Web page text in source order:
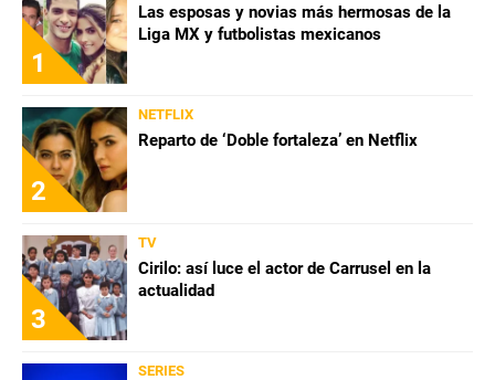
Términos y Condiciones
Políticas de Privacidad
Política Editorial
compañía perteneciente a Better Collective.
1
Las esposas y novias más hermosas de la
Liga MX y futbolistas mexicanos
2
NETFLIX
Reparto de ‘Doble fortaleza’ en Netflix
3
TV
Cirilo: así luce el actor de Carrusel en la
actualidad
SERIES